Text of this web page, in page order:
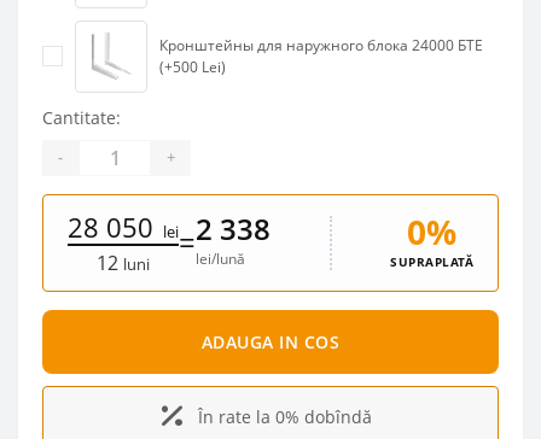
Кронштейны для наружного блока 24000 БТЕ
(+500 Lei)
Cantitate:
- +
28 050 lei
12 luni
=2 338
lei/lună
0%
SUPRAPLATĂ
ADAUGA IN COS
În rate la 0% dobîndă